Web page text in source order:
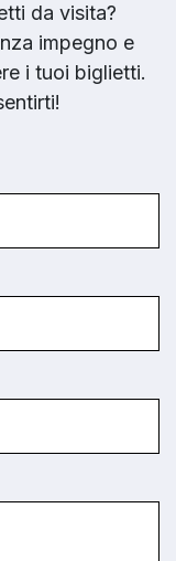
da visita?
impegno e
i tuoi biglietti.